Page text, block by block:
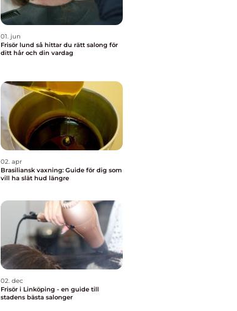
01. jun
Frisör lund så hittar du rätt salong för
ditt hår och din vardag
02. apr
Brasiliansk vaxning: Guide för dig som
vill ha slät hud längre
02. dec
Frisör i Linköping - en guide till
stadens bästa salonger